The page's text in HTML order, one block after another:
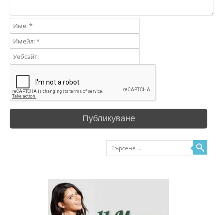
Търсене